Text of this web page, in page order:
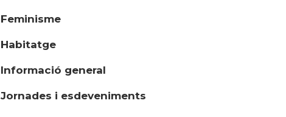
Feminisme
Habitatge
Informació general
Jornades i esdeveniments